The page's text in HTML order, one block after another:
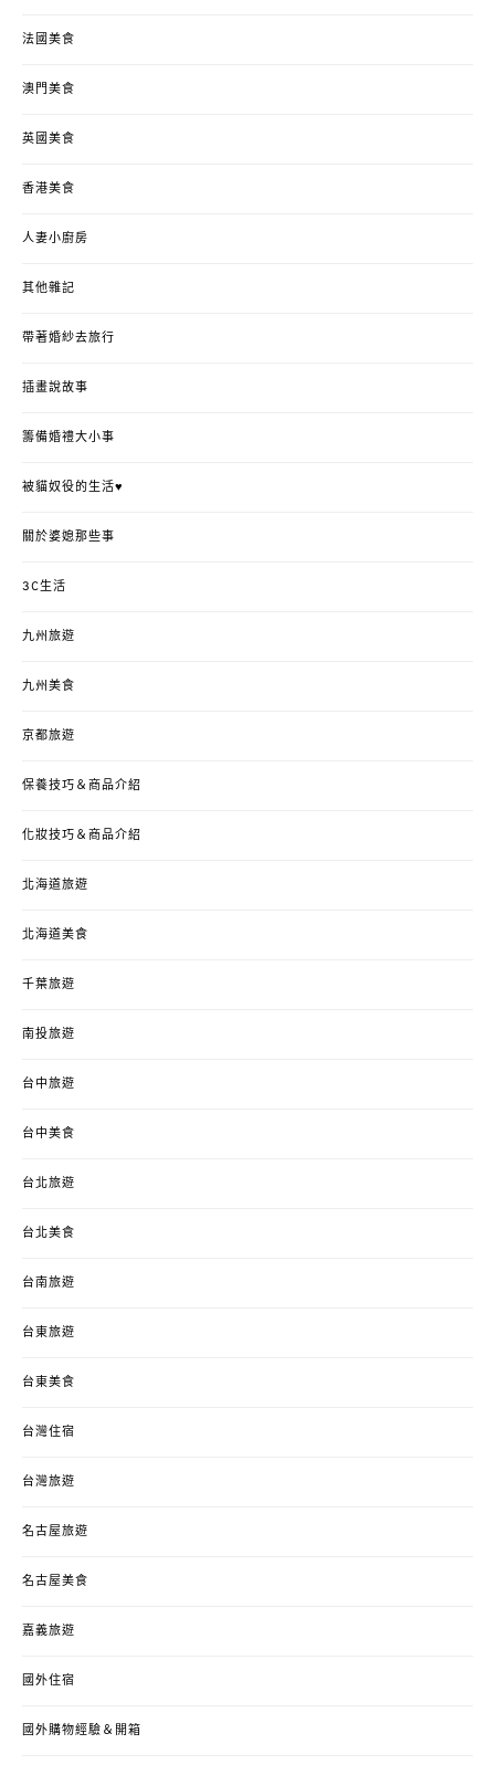
法國美食
澳門美食
英國美食
香港美食
人妻小廚房
其他雜記
帶著婚紗去旅行
插畫說故事
籌備婚禮大小事
被貓奴役的生活♥
關於婆媳那些事
3C生活
九州旅遊
九州美食
京都旅遊
保養技巧＆商品介紹
化妝技巧＆商品介紹
北海道旅遊
北海道美食
千葉旅遊
南投旅遊
台中旅遊
台中美食
台北旅遊
台北美食
台南旅遊
台東旅遊
台東美食
台灣住宿
台灣旅遊
名古屋旅遊
名古屋美食
嘉義旅遊
國外住宿
國外購物經驗＆開箱